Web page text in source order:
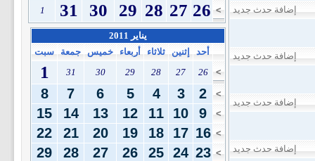
إضافة حدث جديد
إضافة حدث جديد
إضافة حدث جديد
إضافة حدث جديد
>
26
27
28
29
30
31
1
يناير 2011
أحد
إثنين ثلاثاء أربعاء خميس جمعة
سبت
>
26
27
28
29
30
31
1
>
2
3
4
5
6
7
8
>
9
10
11
12
13
14
15
>
16
17
18
19
20
21
22
>
23
24
25
26
27
28
29